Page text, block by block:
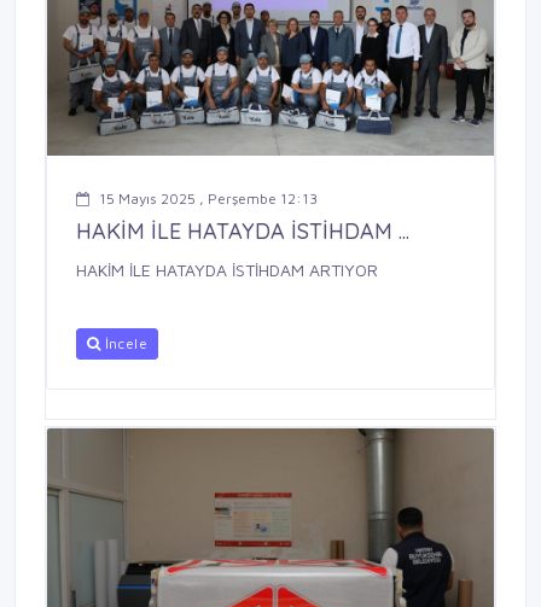
15 Mayıs 2025 , Perşembe 12:13
HAKİM İLE HATAYDA İSTİHDAM ...
HAKİM İLE HATAYDA İSTİHDAM ARTIYOR
İncele